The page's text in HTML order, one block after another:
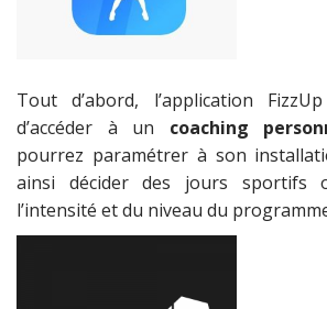
Tout d’abord, l’application
d’accéder à un coaching
pourrez paramétrer à son
ainsi décider des jours sportifs
l’intensité et du niveau du